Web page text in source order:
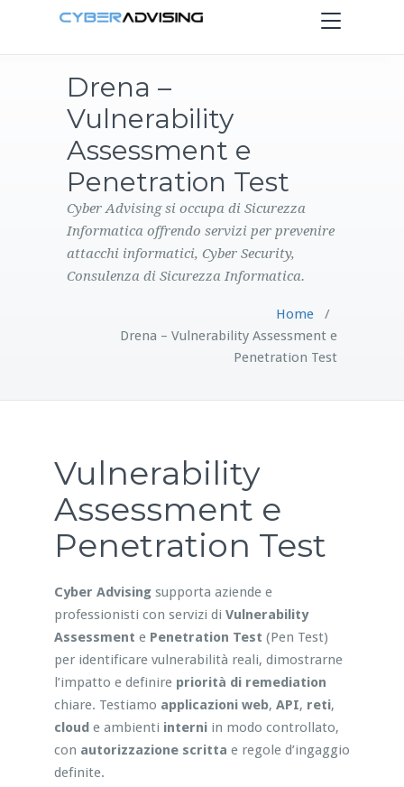
Toggle
navigation
PRODOTTI
CONTATTI
Drena –
Vulnerability
Assessment e
Penetration Test
Cyber Advising si occupa di Sicurezza
Informatica offrendo servizi per prevenire
attacchi informatici, Cyber Security,
Consulenza di Sicurezza Informatica.
Home/
Drena – Vulnerability Assessment e
Penetration Test
Vulnerability
Assessment e
Penetration Test
Cyber Advisingsupporta aziende e
professionisti con servizi di Vulnerability
Assessment e Penetration Test (Pen Test)
per identificare vulnerabilità reali, dimostrarne
l’impatto e definire priorità di remediation
chiare. Testiamo applicazioni web, API, reti,
cloude ambienti interniin modo controllato,
con autorizzazione scritta e regole d’ingaggio
definite.